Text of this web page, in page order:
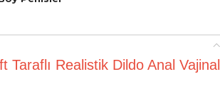
Taraflı Realistik Dildo Anal Vajinal